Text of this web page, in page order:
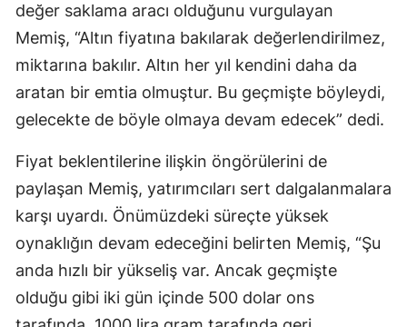
değer saklama aracı olduğunu vurgulayan
Memiş, “Altın fiyatına bakılarak değerlendirilmez,
miktarına bakılır. Altın her yıl kendini daha da
aratan bir emtia olmuştur. Bu geçmişte böyleydi,
gelecekte de böyle olmaya devam edecek” dedi.
Fiyat beklentilerine ilişkin öngörülerini de
paylaşan Memiş, yatırımcıları sert dalgalanmalara
karşı uyardı. Önümüzdeki süreçte yüksek
oynaklığın devam edeceğini belirten Memiş, “Şu
anda hızlı bir yükseliş var. Ancak geçmişte
olduğu gibi iki gün içinde 500 dolar ons